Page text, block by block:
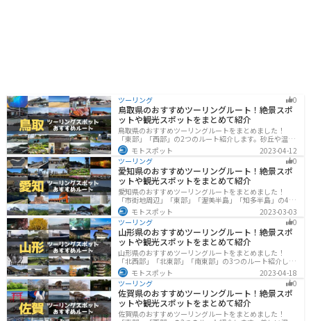
ツーリング 0
鳥取県のおすすめツーリングルート！絶景スポ
ットや観光スポットをまとめて紹介
鳥取県のおすすめツーリングルートをまとめました！
「東部」「西部」の2つのルート紹介します。砂丘や温泉
地、歴史ある城跡など魅力溢れるスポットが多数あるの
で楽しめます。バイクで鳥取県にツーリングに行く際は
参考にしてください。
モトスポット
2023-04-12
ツーリング
0
愛知県のおすすめツーリングルート！絶景スポ
ットや観光スポットをまとめて紹介
愛知県のおすすめツーリングルートをまとめました！
「市街地周辺」「東部」「渥美半島」「知多半島」の4つ
のルート紹介します。名古屋周辺の栄えたスポットから
山、海、美術館なども多数あり、自然・歴史・文化を満
喫するツーリングができます。バイクで愛知県にツーリ
ングに行く際は参考にしてください。
モトスポット
2023-03-03
ツーリング
0
山形県のおすすめツーリングルート！絶景スポ
ットや観光スポットをまとめて紹介
山形県のおすすめツーリングルートをまとめました！
「北西部」「北東部」「南東部」の3つのルート紹介しま
す。豊かな自然と歴史的な観光スポット、山と海どちら
も堪能できるスポットが多数あります。バイクで山形県
にツーリングに行く際は参考にしてください。
モトスポット
2023-04-18
ツーリング
0
佐賀県のおすすめツーリングルート！絶景スポ
ットや観光スポットをまとめて紹介
佐賀県のおすすめツーリングルートをまとめました！